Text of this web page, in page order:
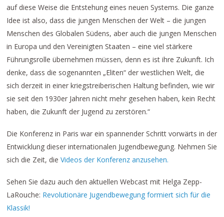
auf diese Weise die Entstehung eines neuen Systems. Die ganze
Idee ist also, dass die jungen Menschen der Welt – die jungen
Menschen des Globalen Südens, aber auch die jungen Menschen
in Europa und den Vereinigten Staaten – eine viel stärkere
Führungsrolle übernehmen müssen, denn es ist ihre Zukunft. Ich
denke, dass die sogenannten „Eliten“ der westlichen Welt, die
sich derzeit in einer kriegstreiberischen Haltung befinden, wie wir
sie seit den 1930er Jahren nicht mehr gesehen haben, kein Recht
haben, die Zukunft der Jugend zu zerstören.“
Die Konferenz in Paris war ein spannender Schritt vorwärts in der
Entwicklung dieser internationalen Jugendbewegung. Nehmen Sie
sich die Zeit, dieVideos der Konferenz anzusehen.
Sehen Sie dazu auch den aktuellen Webcast mit Helga Zepp-
LaRouche: Revolutionäre Jugendbewegung formiert sich für die
Klassik!